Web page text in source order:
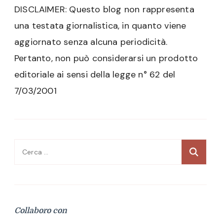
DISCLAIMER: Questo blog non rappresenta
una testata giornalistica, in quanto viene
aggiornato senza alcuna periodicità.
Pertanto, non può considerarsi un prodotto
editoriale ai sensi della legge n° 62 del
7/03/2001
Ricerca
Collaboro con